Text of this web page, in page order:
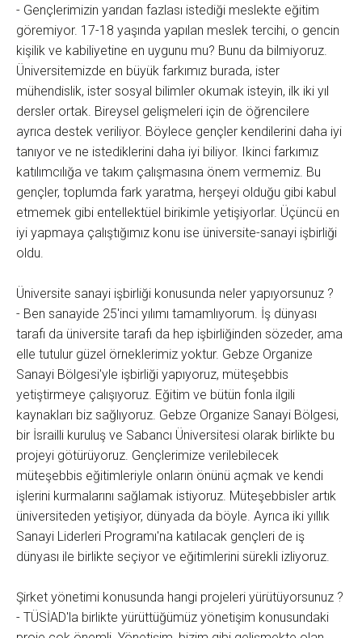
- Gençlerimizin yarıdan fazlası istediği meslekte eğitim
göremiyor. 17-18 yaşında yapılan meslek tercihi, o gencin
kişilik ve kabiliyetine en uygunu mu? Bunu da bilmiyoruz.
Üniversitemizde en büyük farkımız burada, ister
mühendislik, ister sosyal bilimler okumak isteyin, ilk iki yıl
dersler ortak. Bireysel gelişmeleri için de öğrencilere
ayrıca destek veriliyor. Böylece gençler kendilerini daha iyi
tanıyor ve ne istediklerini daha iyi biliyor. Ikinci farkımız
katılımcılığa ve takım çalışmasına önem vermemiz. Bu
gençler, toplumda fark yaratma, herşeyi olduğu gibi kabul
etmemek gibi entellektüel birikimle yetişiyorlar. Üçüncü en
iyi yapmaya çalıştığımız konu ise üniversite-sanayi işbirliği
oldu.
Üniversite sanayi işbirliği konusunda neler yapıyorsunuz ?
- Ben sanayide 25'inci yılımı tamamlıyorum. İş dünyası
tarafı da üniversite tarafı da hep işbirliğinden sözeder, ama
elle tutulur güzel örneklerimiz yoktur. Gebze Organize
Sanayi Bölgesi'yle işbirliği yapıyoruz, müteşebbis
yetiştirmeye çalışıyoruz. Eğitim ve bütün fonla ilgili
kaynakları biz sağlıyoruz. Gebze Organize Sanayi Bölgesi,
bir İsrailli kuruluş ve Sabancı Üniversitesi olarak birlikte bu
projeyi götürüyoruz. Gençlerimize verilebilecek
müteşebbis eğitimleriyle onların önünü açmak ve kendi
işlerini kurmalarını sağlamak istiyoruz. Müteşebbisler artık
üniversiteden yetişiyor, dünyada da böyle. Ayrıca iki yıllık
Sanayi Liderleri Programı'na katılacak gençleri de iş
dünyası ile birlikte seçiyor ve eğitimlerini sürekli izliyoruz.
Şirket yönetimi konusunda hangi projeleri yürütüyorsunuz ?
- TÜSİAD'la birlikte yürüttüğümüz yönetişim konusundaki